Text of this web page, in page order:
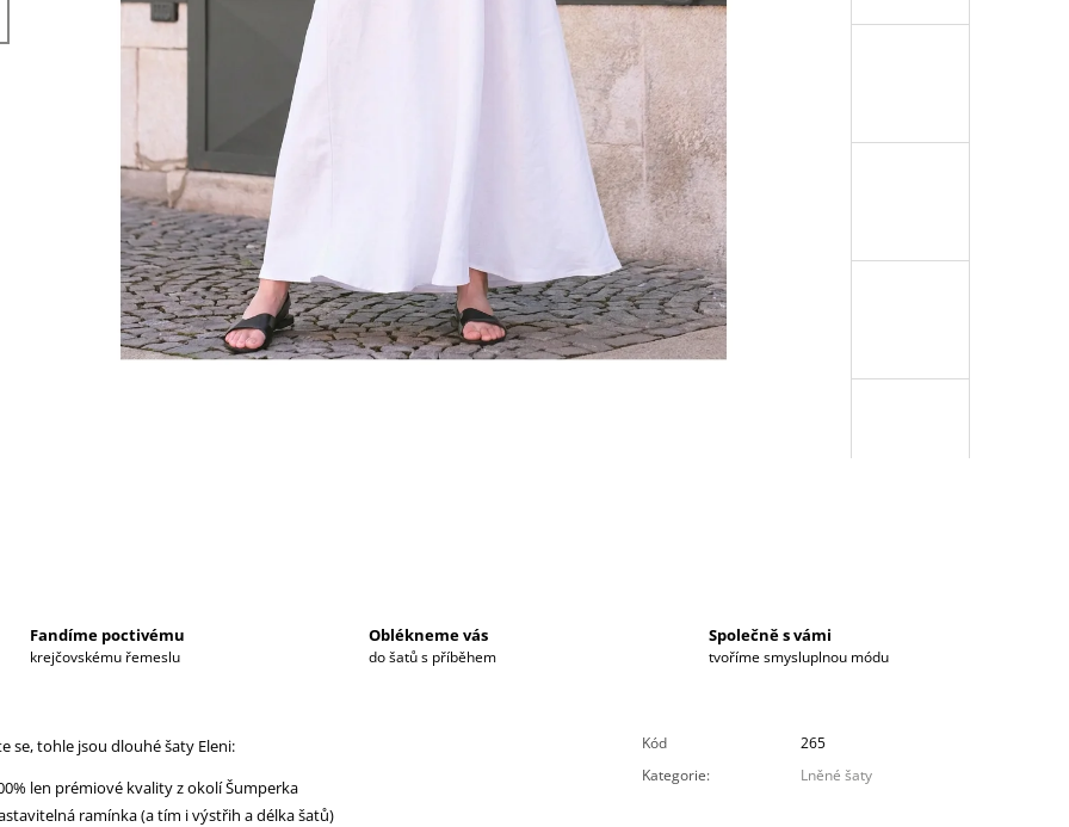
Fandíme poctivému
krejčovskému řemeslu
Oblékneme vás
do šatů s příběhem
Společně s vámi
tvoříme smysluplnou módu
se, tohle jsou dlouhé šaty Eleni:
len prémiové kvality z okolí Šumperka
ramínka (a tím i výstřih a délka šatů)
Kód
265
Kategorie: Lněné šaty